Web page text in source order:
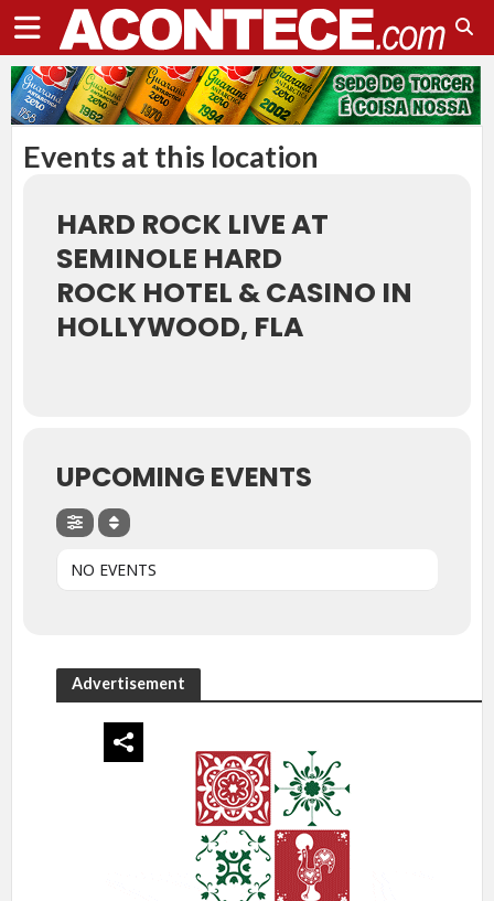
Events at this location
HARD ROCK LIVE AT
SEMINOLE HARD
ROCK HOTEL & CASINO IN
HOLLYWOOD, FLA
UPCOMING EVENTS
NO EVENTS
Advertisement